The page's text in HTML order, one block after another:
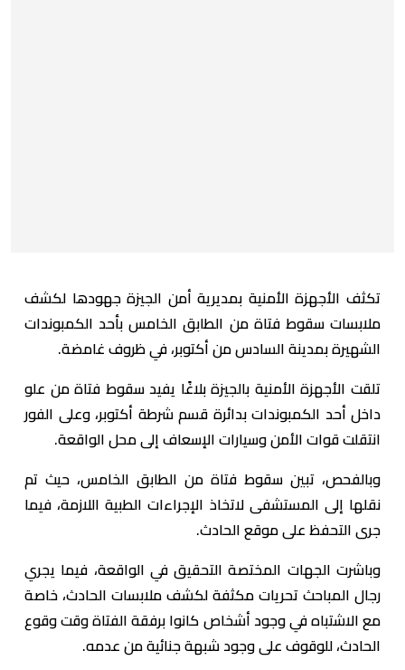
تكثف الأجهزة الأمنية بمديرية أمن الجيزة جهودها لكشف
ملابسات سقوط فتاة من الطابق الخامس بأحد الكمبوندات
الشهيرة بمدينة السادس من أكتوبر، في ظروف غامضة.
تلقت الأجهزة الأمنية بالجيزة بلاغًا يفيد سقوط فتاة من علو
داخل أحد الكمبوندات بدائرة قسم شرطة أكتوبر، وعلى الفور
انتقلت قوات الأمن وسيارات الإسعاف إلى محل الواقعة.
وبالفحص، تبين سقوط فتاة من الطابق الخامس، حيث تم
نقلها إلى المستشفى لاتخاذ الإجراءات الطبية اللازمة، فيما
جرى التحفظ على موقع الحادث.
وباشرت الجهات المختصة التحقيق في الواقعة، فيما يجري
رجال المباحث تحريات مكثفة لكشف ملابسات الحادث، خاصة
مع الاشتباه في وجود أشخاص كانوا برفقة الفتاة وقت وقوع
الحادث، للوقوف على وجود شبهة جنائية من عدمه.